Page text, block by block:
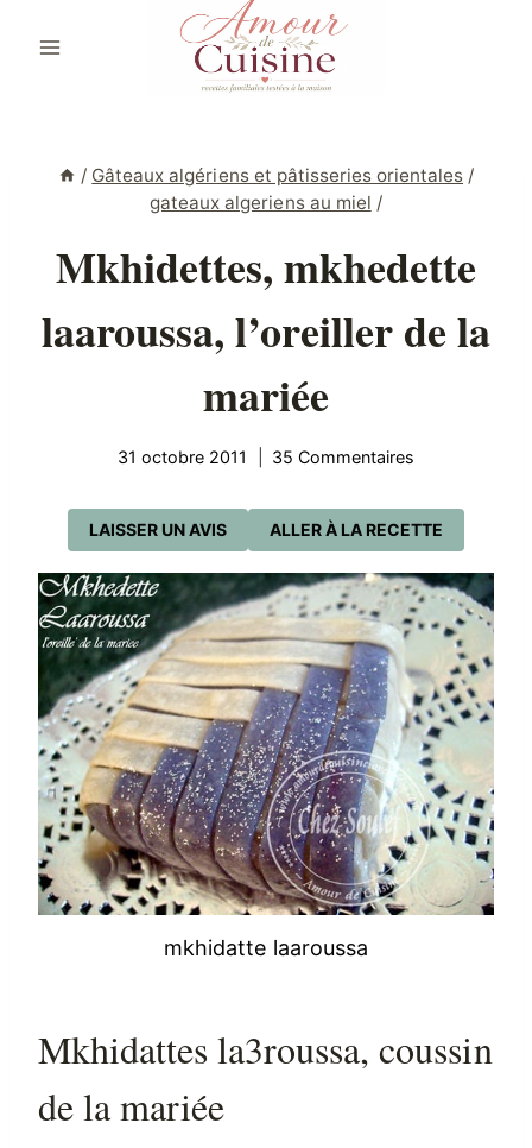
/ Gâteaux algériens et pâtisseries orientales /
gateaux algeriens au miel /
Mkhidettes, mkhedette
laaroussa, l’oreiller de la
mariée
31 octobre 2011 35 Commentaires
ALLER À LA RECETTE
LAISSER UN AVIS
mkhidatte laaroussa
Mkhidattes la3roussa, coussin
de la mariée